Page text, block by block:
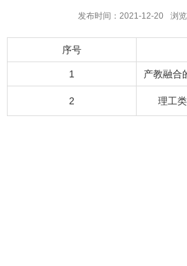
发布时间：2021-12-20 浏
序号
1 产教融合
2 理工